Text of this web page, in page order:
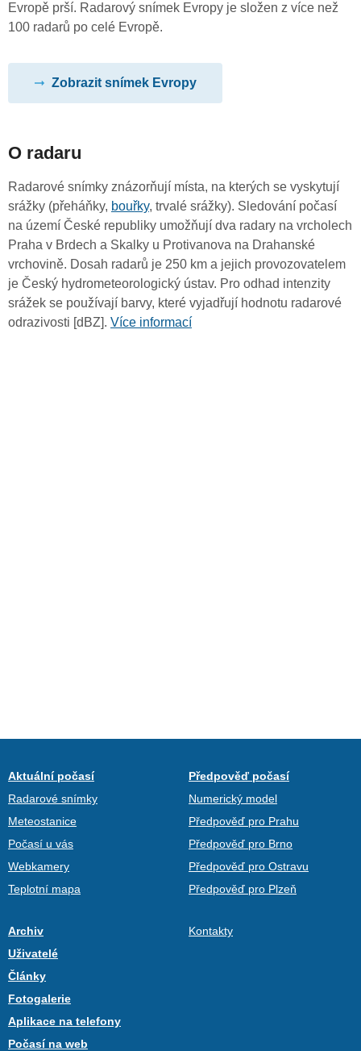
Evropě prší. Radarový snímek Evropy je složen z více než
100 radarů po celé Evropě.
Zobrazit snímek Evropy
O radaru
Radarové snímky znázorňují místa, na kterých se vyskytují
srážky (přeháňky, bouřky, trvalé srážky). Sledování počasí
na území České republiky umožňují dva radary na vrcholech
Praha v Brdech a Skalky u Protivanova na Drahanské
vrchovině. Dosah radarů je 250 km a jejich provozovatelem
je Český hydrometeorologický ústav. Pro odhad intenzity
srážek se používají barvy, které vyjadřují hodnotu radarové
odrazivosti [dBZ]. Více informací
Aktuální počasí
Radarové snímky
Meteostanice
Počasí u vás
Webkamery
Teplotní mapa
Předpověď počasí
Numerický model
Předpověď pro Prahu
Předpověď pro Brno
Předpověď pro Ostravu
Předpověď pro Plzeň
Archiv
Uživatelé
Články
Fotogalerie
Aplikace na telefony
Počasí na web
Kontakty